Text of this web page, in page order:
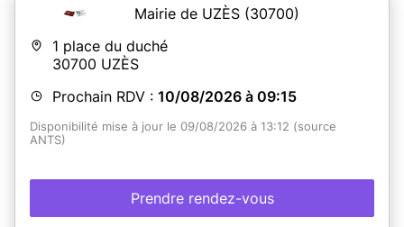
Mairie de UZÈS (30700)
1 place du duché
30700 UZÈS
Prochain RDV : 10/08/2026 à 09:15
Disponibilité mise à jour le 09/08/2026 à 13:12 (source
ANTS)
Prendre rendez-vous